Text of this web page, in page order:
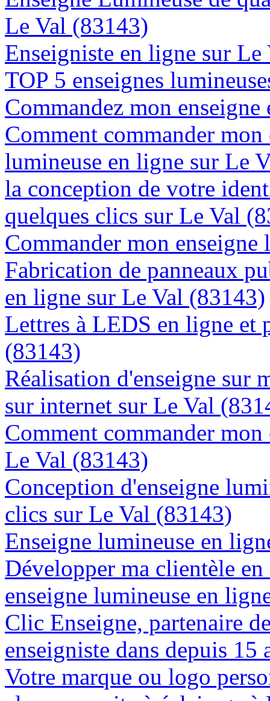
Le Val (83143)
Enseigniste en ligne sur
TOP 5 enseignes
Commandez mon
Comment commander
lumineuse en ligne sur Le
la conception de votre
quelques clics sur Le Val
Commander mon
Fabrication de panneaux
en ligne sur Le Val (83143)
Lettres à LEDS en ligne et
(83143)
Réalisation d'enseigne sur
sur internet sur Le Val
Comment commander
Le Val (83143)
Conception d'enseigne
clics sur Le Val (83143)
Enseigne lumineuse en
Développer ma clientèle
enseigne lumineuse en
Clic Enseigne, partenaire
enseigniste dans depuis
Votre marque ou logo